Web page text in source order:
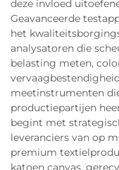
deze invloed
Geavanceerde
het
analysatoren die
belasting meten,
meetinstrumenten
productiepartijen
begint met
leveranciers van op
premium
katoen canvas,